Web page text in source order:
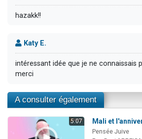
hazakk!!
Katy E.
intéressant idée que je ne connaissais
merci
A consulter également
5:07 Mali et
Pensée Juive